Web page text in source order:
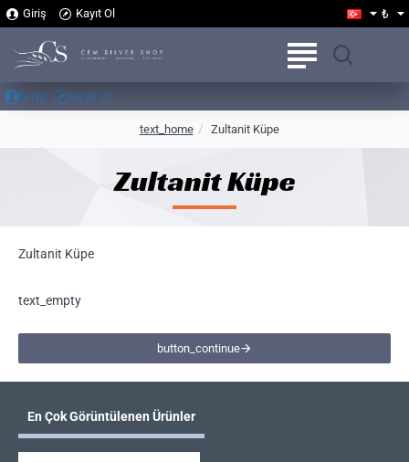
Giriş Kayıt Ol ₺
Giriş Kayıt Ol
Zultanit Küpe
text_homeh
e
Zultanit Küpe
Zultanit Küpe
text_empty
button_continue
En Çok Görüntülenen Ürünler